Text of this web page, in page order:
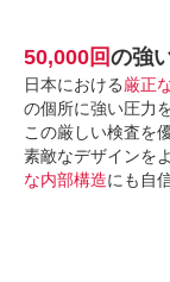
50,000回の強
日本における厳正
の個所に強い圧力
この厳しい検査を
素敵なデザインを
な内部構造にも自